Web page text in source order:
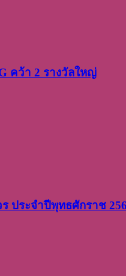
คว้า 2 รางวัลใหญ่
ประจำปีพุทธศักราช